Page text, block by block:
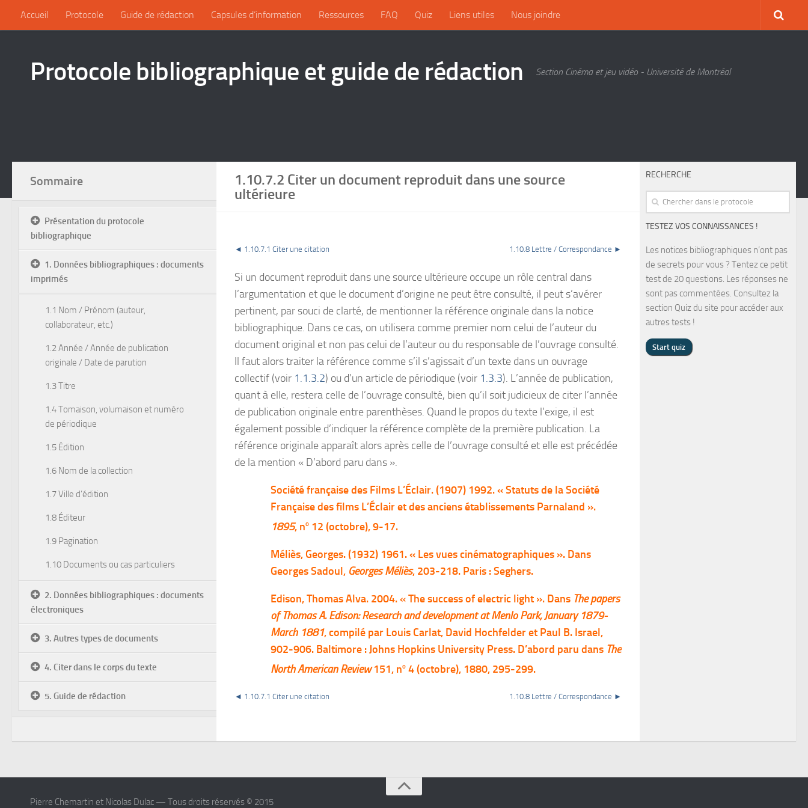
Accueil Protocole Guide de rédaction Capsules d’information Ressources FAQ Quiz Liens utiles Nous joindre
Protocole bibliographique et guide de rédaction Section Cinéma et jeu vidéo - Université de Montréal
1.10.7.2 Citer un document reproduit dans une source
ultérieure
◄ 1.10.7.1 Citer une citation 1.10.8 Lettre / Correspondance ►
Si un document reproduit dans une source ultérieure occupe un rôle central dans
l’argumentation et que le document d’origine ne peut être consulté, il peut s’avérer
pertinent, par souci de clarté, de mentionner la référence originale dans la notice
bibliographique. Dans ce cas, on utilisera comme premier nom celui de l’auteur du
document original et non pas celui de l’auteur ou du responsable de l’ouvrage consulté.
Il faut alors traiter la référence comme s’il s’agissait d’un texte dans un ouvrage
collectif (voir 1.1.3.2) ou d’un article de périodique (voir 1.3.3). L’année de publication,
quant à elle, restera celle de l’ouvrage consulté, bien qu’il soit judicieux de citer l’année
de publication originale entre parenthèses. Quand le propos du texte l’exige, il est
également possible d’indiquer la référence complète de la première publication. La
référence originale apparaît alors après celle de l’ouvrage consulté et elle est précédée
de la mention « D’abord paru dans ».
Société française des Films L’Éclair. (1907) 1992. « Statuts de la Société
Française des films L’Éclair et des anciens établissements Parnaland ».
1895, no 12 (octobre), 9-17.
Méliès, Georges. (1932) 1961. « Les vues cinématographiques ». Dans
Georges Sadoul, Georges Méliès, 203-218. Paris : Seghers.
Edison, Thomas Alva. 2004. « The success of electric light ». Dans The papers
of Thomas A. Edison: Research and development at Menlo Park, January 1879-
March 1881, compilé par Louis Carlat, David Hochfelder et Paul B. Israel,
902-906. Baltimore : Johns Hopkins University Press. D’abord paru dans The
North American Review151, no 4 (octobre), 1880, 295-299.
◄ 1.10.7.1 Citer une citation 1.10.8 Lettre / Correspondance ►
Sommaire
Présentation du protocole
bibliographique
1. Données bibliographiques : documents
imprimés
1.1 Nom / Prénom (auteur,
collaborateur, etc.)
1.2 Année / Année de publication
originale / Date de parution
1.3 Titre
1.4 Tomaison, volumaison et numéro
de périodique
1.5 Édition
1.6 Nom de la collection
1.7 Ville d’édition
1.8 Éditeur
1.9 Pagination
1.10 Documents ou cas particuliers
2. Données bibliographiques : documents
électroniques
3. Autres types de documents
4. Citer dans le corps du texte
5. Guide de rédaction
RECHERCHE
TESTEZ VOS CONNAISSANCES !
Les notices bibliographiques n’ont pas
de secrets pour vous ? Tentez ce petit
test de 20 questions. Les réponses ne
sont pas commentées. Consultez la
section Quiz du site pour accéder aux
autres tests !
Pierre Chemartin et Nicolas Dulac — Tous droits réservés © 2015